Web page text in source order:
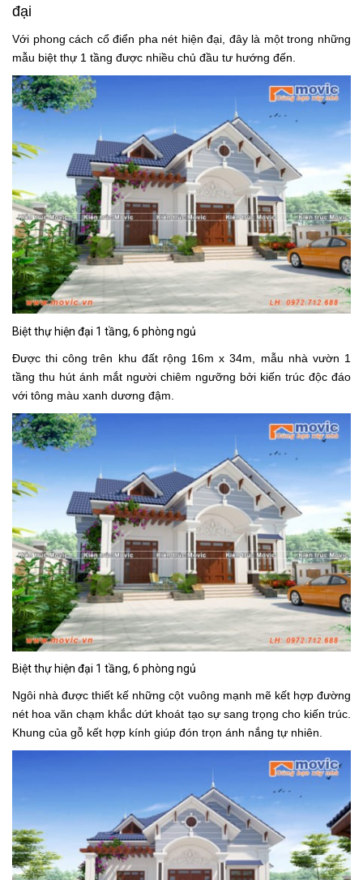
đại
Với phong cách cổ điển pha nét hiện đại, đây là một trong những
mẫu biệt thự 1 tầng được nhiều chủ đầu tư hướng đến.
Biệt thự hiện đại 1 tầng, 6 phòng ngủ
Được thi công trên khu đất rộng 16m x 34m, mẫu nhà vườn 1
tầng thu hút ánh mắt người chiêm ngưỡng bởi kiến trúc độc đáo
với tông màu xanh dương đậm.
Biệt thự hiện đại 1 tầng, 6 phòng ngủ
Ngôi nhà được thiết kế những cột vuông mạnh mẽ kết hợp đường
nét hoa văn chạm khắc dứt khoát tạo sự sang trọng cho kiến trúc.
Khung của gỗ kết hợp kính giúp đón trọn ánh nắng tự nhiên.